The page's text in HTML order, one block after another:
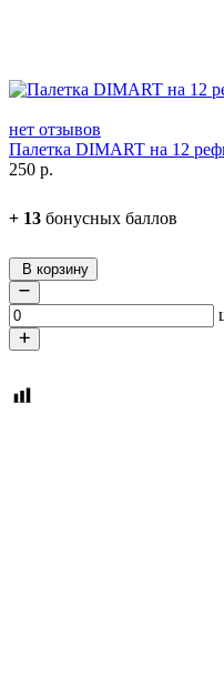
нет отзывов
Палетка DIMART на 12
250 р.
+ 13 бонусных баллов
В корзину